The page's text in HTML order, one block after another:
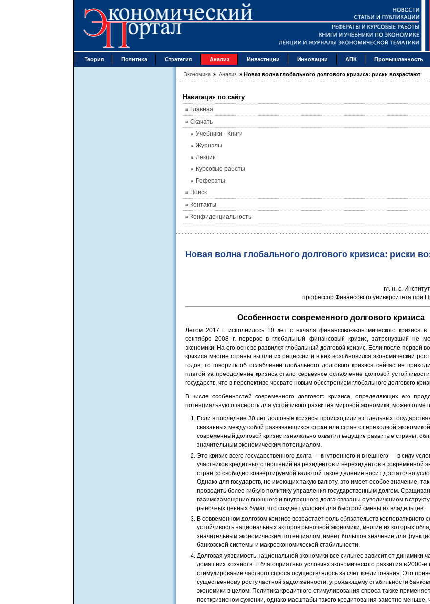
Теория Политика Стратегия Анализ Инвестиции Инновации АПК Промышленность
Экономика » Анализ » Новая волна глобального долгового кризиса: риски возрастают
Навигация по сайту
Главная
Скачать
Учебники - Книги
Журналы
Лекции
Курсовые работы
Рефераты
Поиск
Контакты
Конфиденциальность
Новая волна глобального долгового кризиса: риски
гл. н. с.
профессор Финансового университета при
Особенности современного долгового кризиса
Летом 2017 г. исполнилось 10 лет с начала финансово-экономического кризиса
сентябре 2008 г. перерос в глобальный финансовый кризис, затронувший не
экономики. На его основе развился глобальный долговой кризис. Если после первой
кризиса многие страны вышли из рецессии и в них возобновился экономический
годов, то говорить об ослаблении глобального долгового кризиса сейчас не
платой за преодоление кризиса стало серьезное ослабление долговой
государств, что в перспективе чревато новым обострением глобального долгового
В числе особенностей современного долгового кризиса, определяющих его
потенциальную опасность для устойчивого развития мировой экономики, можно
Если в последние 30 лет долговые кризисы происходили в отдельных
связанных между собой развивающихся стран или стран с переходной
современный долговой кризис изначально охватил ведущие развитые страны,
значительным экономическим потенциалом.
Это кризис всего государственного долга — внутреннего и внешнего — в силу
участников кредитных отношений на резидентов и нерезидентов в современной
стран со свободно конвертируемой валютой такое деление носит достаточно
Однако для государств, не имеющих такую валюту, это имеет особое значение, так
проводить более гибкую политику управления государственным долгом.
взаимозамещение внешнего и внутреннего долга связаны с увеличением в
рыночных ценных бумаг, что создает условия для быстрой смены их владельцев.
В современном долговом кризисе возрастает роль обязательств корпоративного
устойчивость национальных акторов рыночной экономики, многие из которых
значительным экономическим потенциалом, имеет большое значение для
банковской системы и макроэкономической стабильности.
Долговая уязвимость национальной экономики все сильнее зависит от динамики
домашних хозяйств. В благоприятных условиях экономического развития в 2000-е
стимулирование частного спроса осуществлялось за счет кредитования. Это
существенному росту частной задолженности, угрожающему стабильности
экономики в целом. Политика кредитного стимулирования спроса также
посткризисном сужении, однако масштабы такого кредитования заметно меньше,